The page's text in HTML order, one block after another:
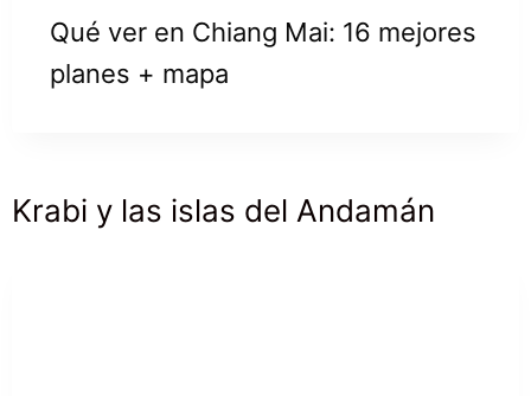
Qué ver en Chiang Mai: 16 mejores
planes + mapa
Krabi y las islas del Andamán